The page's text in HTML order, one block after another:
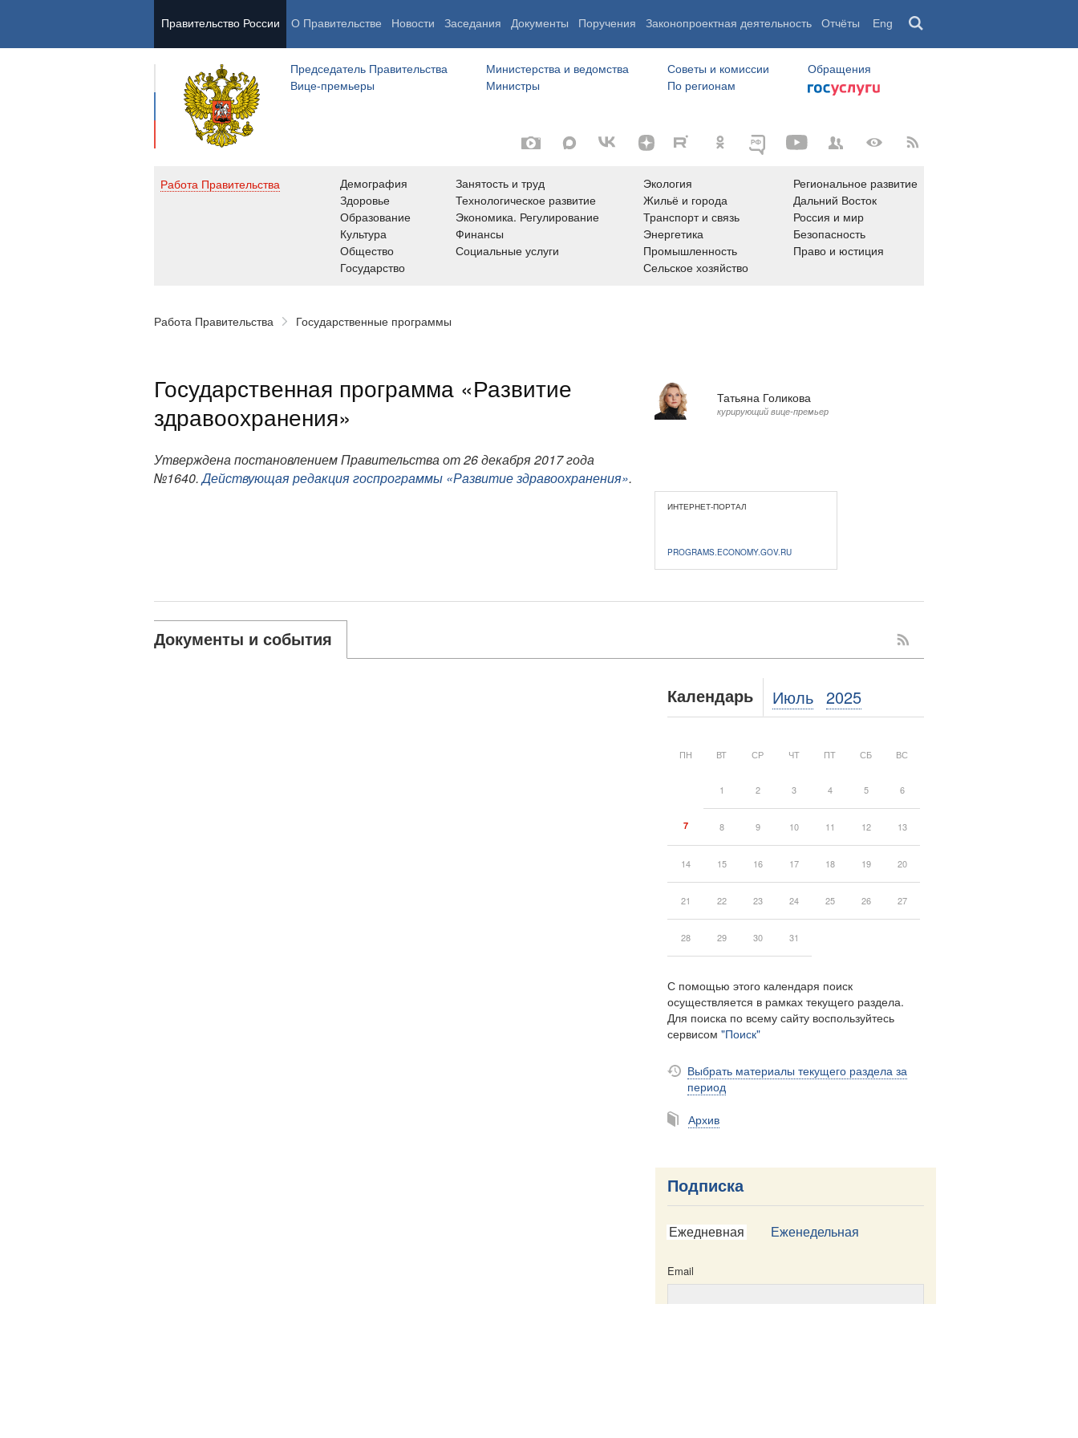
Правительство России О Правительстве Новости Заседания Документы Поручения Законопроектная деятельность Отчёты Eng
Председатель Правительства
Вице-премьеры
Министерства и ведомства
Министры
Советы и комиссии
По регионам
Обращения
Работа Правительства
Демография
Здоровье
Образование
Культура
Общество
Государство
Занятость и труд
Технологическое развитие
Экономика. Регулирование
Финансы
Социальные услуги
Экология
Жильё и города
Транспорт и связь
Энергетика
Промышленность
Сельское хозяйство
Региональное развитие
Дальний Восток
Россия и мир
Безопасность
Право и юстиция
Работа Правительства Государственные программы
Государственная программа «Развитие
здравоохранения»
Утверждена постановлением Правительства от 26 декабря 2017 года
№1640.Действующая редакция госпрограммы «Развитие здравоохранения».
Татьяна Голикова
курирующий вице-премьер
ИНТЕРНЕТ-ПОРТАЛ
PROGRAMS.ECONOMY.GOV.RU
Документы и события
Календарь Июль 2025
ПН ВТ СР ЧТ ПТ СБ ВС
1 2 3 4 5 6
7 8 9 10 11 12 13
14 15 16 17 18 19 20
21 22 23 24 25 26 27
28 29 30 31
С помощью этого календаря поиск
осуществляется в рамках текущего раздела.
Для поиска по всему сайту воспользуйтесь
сервисом "Поиск"
Выбрать материалы текущего раздела за
период
Архив
Подписка
Ежедневная Еженедельная
Email